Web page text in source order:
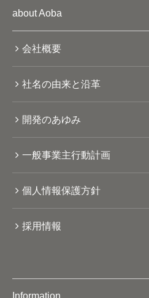
about Aoba
会社概要
社名の由来と沿革
開発のあゆみ
一般事業主行動計画
個人情報保護方針
採用情報